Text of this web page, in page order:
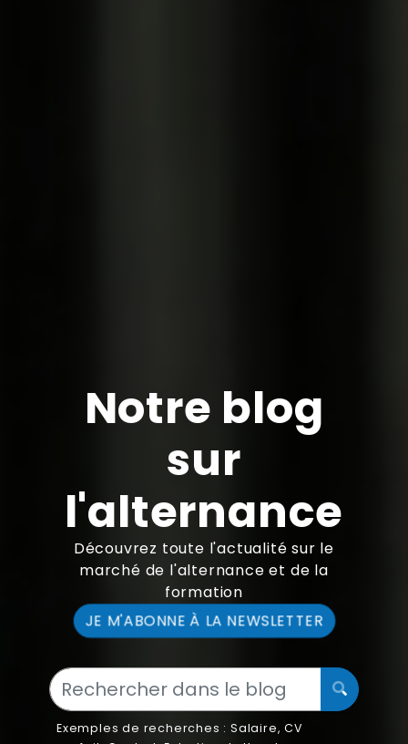
Notre blog
sur
l'alternance
Découvrez toute l'actualité sur le
marché de l'alternance et de la
formation
JE M'ABONNE À LA NEWSLETTER
Exemples de recherches :Salaire,CV